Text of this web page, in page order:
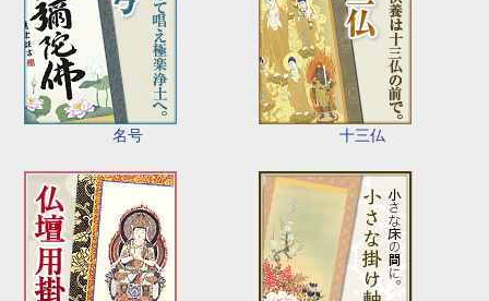
名号 十三仏